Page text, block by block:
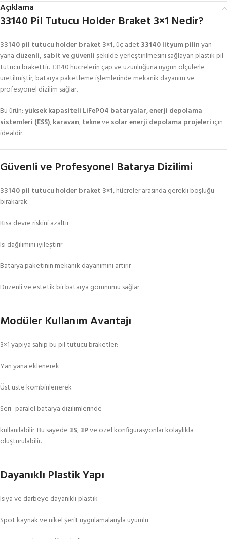
Açıklama
33140 Pil Tutucu Holder Braket 3×1 Nedir?
33140 pil tutucu holder braket 3×1, üç adet 33140 lityum pilinyan
yana düzenli, sabit ve güvenli şekilde yerleştirilmesini sağlayan plastik pil
tutucu brakettir. 33140 hücrelerin çap ve uzunluğuna uygun ölçülerle
üretilmiştir; batarya paketleme işlemlerinde mekanik dayanım ve
profesyonel dizilim sağlar.
Bu ürün;yüksek kapasiteli LiFePO4 bataryalar,enerji depolama
sistemleri (ESS),karavan,tekneve solar enerji depolama projeleri için
idealdir.
Güvenli ve Profesyonel Batarya Dizilimi
33140 pil tutucu holder braket 3×1, hücreler arasında gerekli boşluğu
bırakarak:
Kısa devre riskini azaltır
Isı dağılımını iyileştirir
Batarya paketinin mekanik dayanımını artırır
Düzenli ve estetik bir batarya görünümü sağlar
Modüler Kullanım Avantajı
3×1 yapıya sahip bu pil tutucu braketler:
Yan yana eklenerek
Üst üste kombinlenerek
Seri–paralel batarya dizilimlerinde
kullanılabilir. Bu sayede 3S,3Pve özel konfigürasyonlar kolaylıkla
oluşturulabilir.
Dayanıklı Plastik Yapı
Isıya ve darbeye dayanıklı plastik
Spot kaynak ve nikel şerit uygulamalarıyla uyumlu